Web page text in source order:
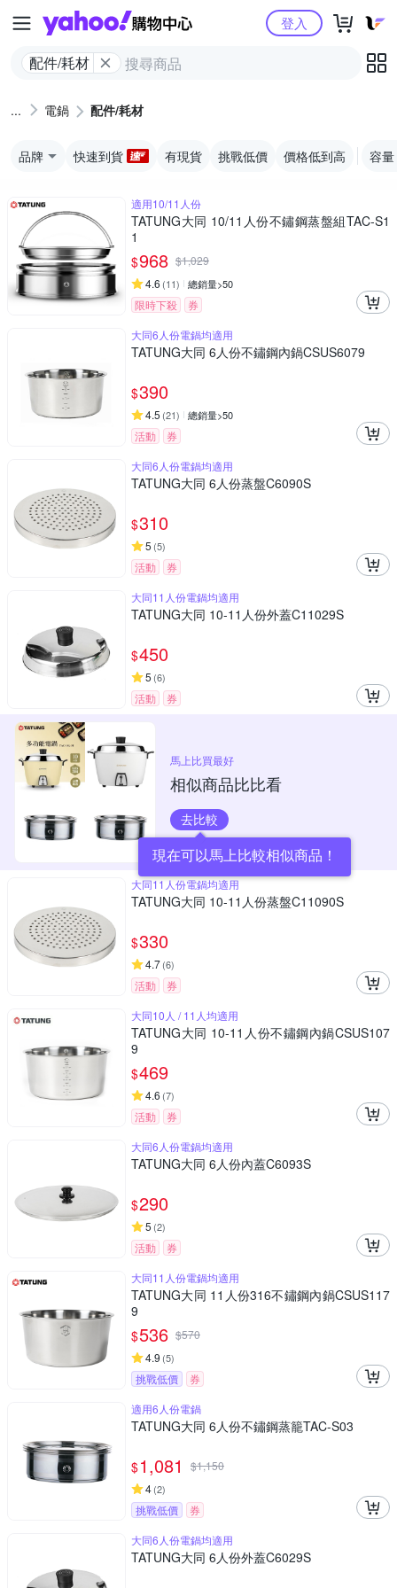
Yahoo購物中心
配件/耗材
登入
電鍋 配件/耗材
品牌 快速到貨 有現貨 挑戰低價 價格低到高 容量
適用10/11人份
TATUNG大同 10/11人份不鏽鋼蒸盤組TAC-S1
1
$968 $1,029
4.6 (11) 總銷量>50
限時下殺
券
大同6人份電鍋均適用
TATUNG大同 6人份不鏽鋼內鍋CSUS6079
$390
4.5 (21) 總銷量>50
活動
券
大同6人份電鍋均適用
TATUNG大同 6人份蒸盤C6090S
$310
5 (5)
活動
券
大同11人份電鍋均適用
TATUNG大同 10-11人份外蓋C11029S
$450
5 (6)
活動 券
馬上比買最好
相似商品比比看
去比較
現在可以馬上比較相似商品！
大同11人份電鍋均適用
TATUNG大同 10-11人份蒸盤C11090S
$330
4.7(6)
活動
券
大同10人 / 11人均適用
TATUNG大同 10-11人份不鏽鋼內鍋CSUS107
9
$469
4.6 (7)
活動
券
大同6人份電鍋均適用
TATUNG大同 6人份內蓋C6093S
$290
5 (2)
活動
券
大同11人份電鍋均適用
TATUNG大同 11人份316不鏽鋼內鍋CSUS117
9
$536 $570
4.9 (5)
挑戰低價
券
適用6人份電鍋
TATUNG大同 6人份不鏽鋼蒸籠TAC-S03
$1,081 $1,150
4(2)
挑戰低價
券
大同6人份電鍋均適用
TATUNG大同 6人份外蓋C6029S